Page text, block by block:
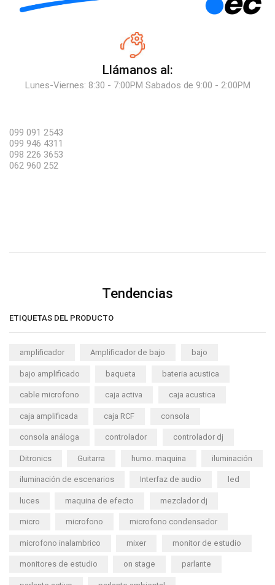
Llámanos al:
Lunes-Viernes: 8:30 - 7:00PM Sabados de 9:00 - 2:00PM
099 091 2543
099 946 4311
098 226 3653
062 960 252
Tendencias
ETIQUETAS DEL PRODUCTO
amplificador Amplificador de bajo bajo
bajo amplificado baqueta bateria acustica
cable microfono caja activa caja acustica
caja amplificada caja RCF consola
consola análoga controlador controlador dj
Ditronics Guitarra humo. maquina iluminación
iluminación de escenarios Interfaz de audio led
luces maquina de efecto mezclador dj
micro microfono microfono condensador
microfono inalambrico mixer monitor de estudio
monitores de estudio on stage parlante